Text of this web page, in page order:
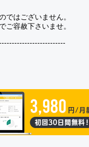
はございません。
容赦下さいませ。